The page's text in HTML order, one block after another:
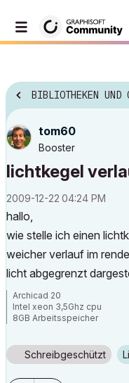
BIBLIOTHEKEN UND
tom60
Booster
lichtkegel
‎2009-12-22 04:24 PM
hallo,
wie stelle ich einen
weicher verlauf im
licht abgegrenzt
Archicad 20
Intel xeon 3,5Ghz cpu
8GB Arbeitsspeicher
Schreibgeschützt